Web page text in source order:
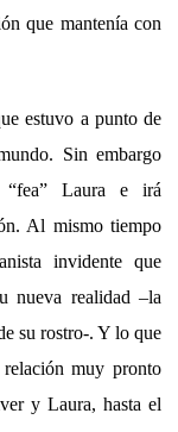
que mantenía con
estuvo a punto de
Sin embargo
Laura e irá
Al mismo tiempo
invidente que
nueva realidad –la
su rostro-. Y lo que
muy pronto
y Laura, hasta el